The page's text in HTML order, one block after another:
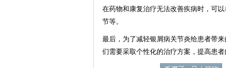
在药物和康复治疗无法改善疾病时，可
节等。
最后，为了减轻银屑病关节炎给患者带
们需要采取个性化的治疗方案，提高患